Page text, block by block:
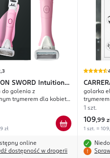
SWORD
Intuition
Care Bikini
do golenia z
trymerem dla kobiet,
zł
online
dostępność w drogerii
golarka
trymerem
1 szt.
109,99
1 szt. =